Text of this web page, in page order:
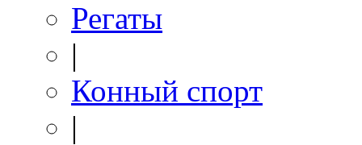
Регаты
|
Конный спорт
|